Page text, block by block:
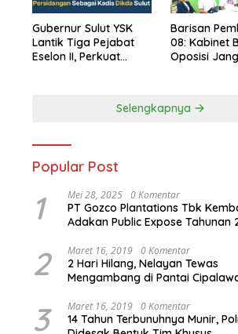
Gubernur Sulut YSK
Lantik Tiga Pejabat
Eselon II, Perkuat
Barisan
08: Kabinet
Oposisi
Prabowo-
Selengkapnya
Popular Post
1 Mei 28, 2025 0 Komentar
PT Gozco Plantations Tbk
Adakan Public Expose Tahunan
2 Maret 16, 2019 0 Komentar
2 Hari Hilang, Nelayan Tewas
Mengambang di Pantai
3 Maret 16, 2019 0 Komentar
14 Tahun Terbunuhnya Munir,